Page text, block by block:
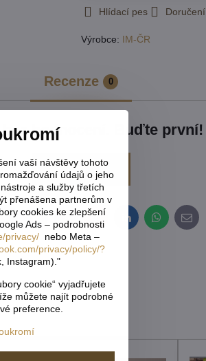
Hlídací pes Doručení
Výrobce: IM-ČR
Recenze 0
hodnocení. Buďte první!
Přidat recenzi
TwitterBlueskyPinterestReddit LinkedInWhatsApp
E-
mail
vaší návštěvy tohoto
údajů o jeho
a služby třetích
přenášena partnerům v
cookies ke zlepšení
Ads – podrobnosti
privacy/nebo Meta –
privacy/policy/?
Instagram)."
cookie“ vyjadřujete
můžete najít podrobné
preference.